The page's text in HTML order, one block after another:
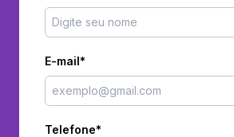
E-mail*
Telefone*